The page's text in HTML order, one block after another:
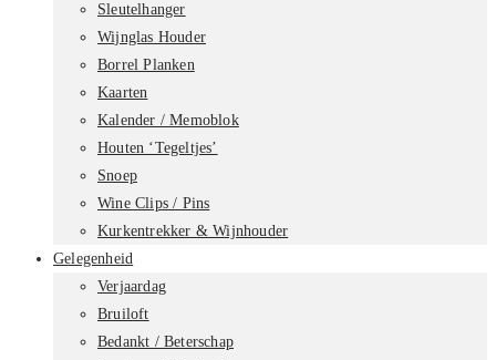
Sleutelhanger
Wijnglas Houder
Borrel Planken
Kaarten
Kalender / Memoblok
Houten ‘Tegeltjes’
Snoep
Wine Clips / Pins
Kurkentrekker & Wijnhouder
Gelegenheid
Verjaardag
Bruiloft
Bedankt / Beterschap